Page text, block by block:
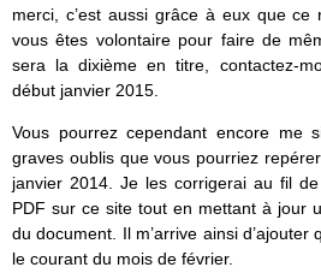
merci, c’est aussi grâce à eux que
vous êtes volontaire pour faire de
sera la dixième en titre, contactez-
début janvier 2015.
Vous pourrez cependant encore me
graves oublis que vous pourriez
janvier 2014. Je les corrigerai au fil
PDF sur ce site tout en mettant à jour
du document. Il m’arrive ainsi
le courant du mois de février.